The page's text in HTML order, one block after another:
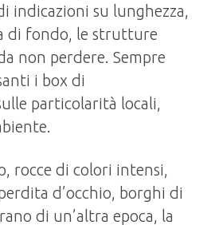
indicazioni su lunghezza,
di fondo, le strutture
non perdere. Sempre
i box di
particolarità locali,
rocce di colori intensi,
d’occhio, borghi di
di un’altra epoca, la